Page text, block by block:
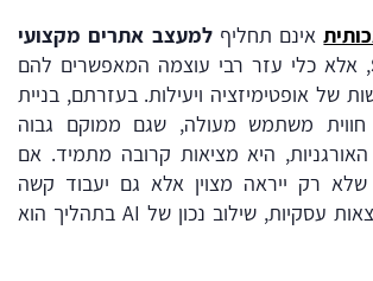
אינם תחליףלמעצב אתרים מקצועי
, אלא כלי עזר רבי עוצמה המאפשרים להם
של אופטימיזציה ויעילות. בעזרתם, בניית
משתמש מעולה, שגם ממוקם גבוה
היא מציאות קרובה מתמיד. אם
רק ייראה מצוין אלא גם יעבוד קשה
בשבילכם ויביא תוצאות עסקיות, שילוב נכון של AI בתהליך הוא